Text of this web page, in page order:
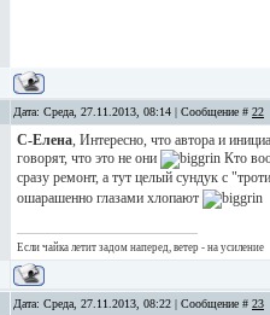
Дата: Среда, 27.11.2013, 08:14 | Сообщение # 22
С-Елена, Интересно, что автора и
говорят, что это не они
Кто
сразу ремонт, а тут целый сундук с
ошарашенно глазами хлопают
Если чайка летит задом наперед, ветер - на усиление
Дата: Среда, 27.11.2013, 08:22 | Сообщение # 23